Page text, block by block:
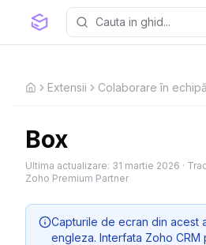
HomeExtensii Colaborare în echipă
Box
Ultima actualizare: 31 martie 2026 ·
Zoho Premium Partner
Capturile de ecran din acest
engleza. Interfata Zoho